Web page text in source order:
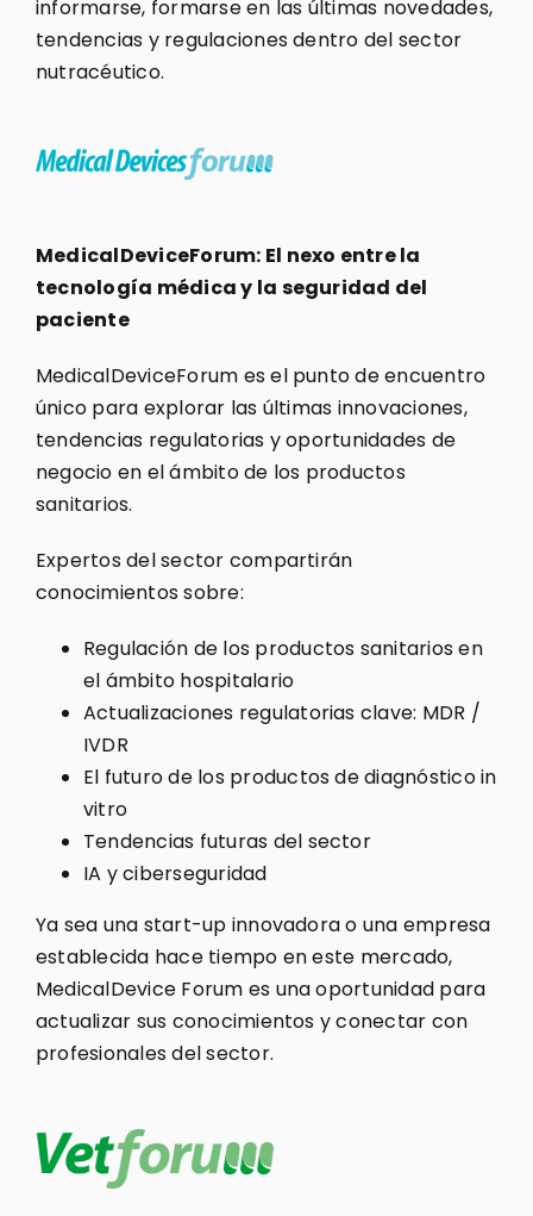
informarse, formarse en las últimas novedades,
tendencias y regulaciones dentro del sector
nutracéutico.
MedicalDeviceForum: El nexo entre la
tecnología médica y la seguridad del
paciente
MedicalDeviceForum es el punto de encuentro
único para explorar las últimas innovaciones,
tendencias regulatorias y oportunidades de
negocio en el ámbito de los productos
sanitarios.
Expertos del sector compartirán
conocimientos sobre:
Regulación de los productos sanitarios en
el ámbito hospitalario
Actualizaciones regulatorias clave: MDR /
IVDR
El futuro de los productos de diagnóstico in
vitro
Tendencias futuras del sector
IA y ciberseguridad
Ya sea una start-up innovadora o una empresa
establecida hace tiempo en este mercado,
MedicalDevice Forum es una oportunidad para
actualizar sus conocimientos y conectar con
profesionales del sector.